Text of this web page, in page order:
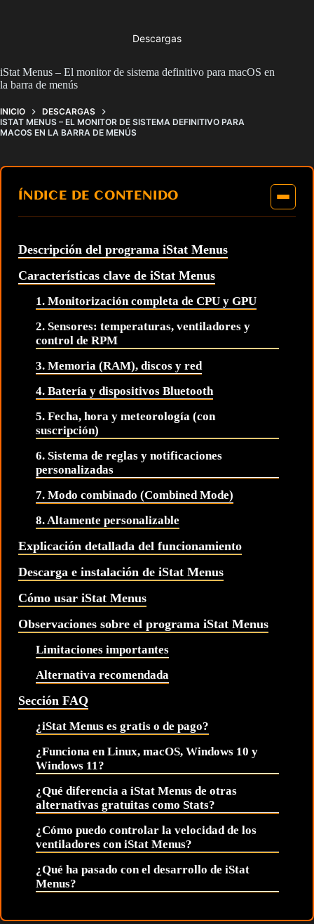
Descargas
iStat Menus – El monitor de sistema definitivo para macOS en
la barra de menús
INICIO
DESCARGAS
ISTAT MENUS – EL MONITOR DE SISTEMA DEFINITIVO PARA
MACOS EN LA BARRA DE MENÚS
ÍNDICE DE CONTENIDO
Descripción del programa iStat Menus
Características clave de iStat Menus
1. Monitorización completa de CPU y GPU
2. Sensores: temperaturas, ventiladores y
control de RPM
3. Memoria (RAM), discos y red
4. Batería y dispositivos Bluetooth
5. Fecha, hora y meteorología (con
suscripción)
6. Sistema de reglas y notificaciones
personalizadas
7. Modo combinado (Combined Mode)
8. Altamente personalizable
Explicación detallada del funcionamiento
Descarga e instalación de iStat Menus
Cómo usar iStat Menus
Observaciones sobre el programa iStat Menus
Limitaciones importantes
Alternativa recomendada
Sección FAQ
¿iStat Menus es gratis o de pago?
¿Funciona en Linux, macOS, Windows 10 y
Windows 11?
¿Qué diferencia a iStat Menus de otras
alternativas gratuitas como Stats?
¿Cómo puedo controlar la velocidad de los
ventiladores con iStat Menus?
¿Qué ha pasado con el desarrollo de iStat
Menus?